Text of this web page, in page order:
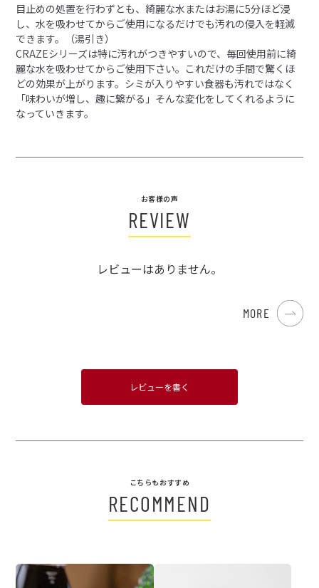
目止めの処置を行わずとも、綺麗な水またはお湯に5分ほど浸
し、水を吸わせてからご使用になるだけでも汚れの侵入を軽減
できます。（湯引き）
CRAZEシリーズは特に汚れがつきやすいので、毎回使用前に綺
麗な水を吸わせてからご使用下さい。これだけの手間で驚くほ
どの効果が上がります。シミが入りやすい食器も汚れではなく
「味わいが増し、趣に繋がる」そんな変化をしてくれるように
なっていきます。
お客様の声
REVIEW
レビューはありません。
MORE
レビューを書く
こちらもおすすめ
RECOMMEND